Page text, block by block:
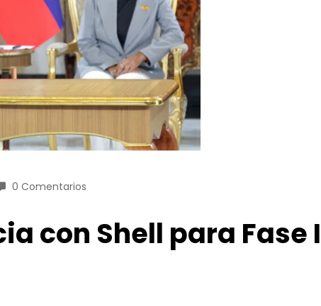
0 Comentarios
con Shell para Fase